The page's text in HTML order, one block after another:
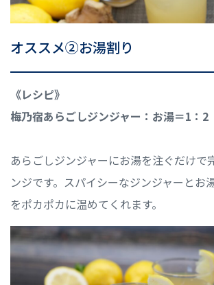
オススメ②お湯割り
《レシピ》
梅乃宿あらごしジンジャー：お湯＝1：2
あらごしジンジャーにお湯を注ぐだけで
ンジです。スパイシーなジンジャーとお
をポカポカに温めてくれます。